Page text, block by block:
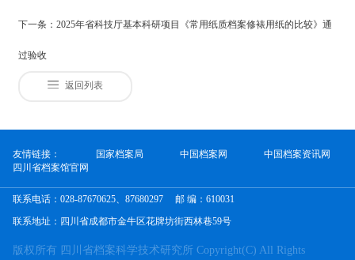
下一条：2025年省科技厅基本科研项目《常用纸质档案修裱用纸的比较》通
过验收
返回列表
友情链接： 国家档案局 中国档案网
中国档案资讯网
四川省档案馆官网
联系电话：028-87670625、87680297
邮 编：610031
联系地址：四川省成都市金牛区花牌坊街西林巷59号
版权所有 四川省档案科学技术研究所 Copyright(C) All Rights